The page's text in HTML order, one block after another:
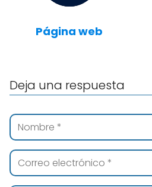
Página web
Deja una respuesta